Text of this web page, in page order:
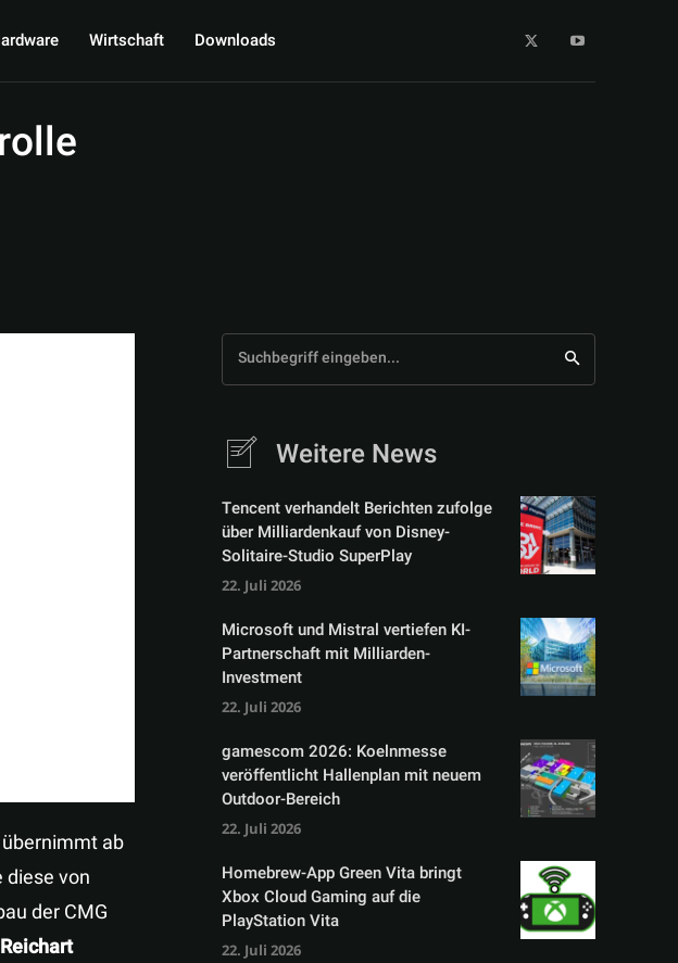
Wirtschaft Downloads
ab
diese von
der CMG
Suchbegriff eingeben...
Weitere News
Tencent verhandelt Berichten zufolge
über Milliardenkauf von Disney-
Solitaire-Studio SuperPlay
22. Juli 2026
Microsoft und Mistral vertiefen KI-
Partnerschaft mit Milliarden-
Investment
22. Juli 2026
gamescom 2026: Koelnmesse
veröffentlicht Hallenplan mit neuem
Outdoor-Bereich
22. Juli 2026
Homebrew-App Green Vita bringt
Xbox Cloud Gaming auf die
PlayStation Vita
22. Juli 2026